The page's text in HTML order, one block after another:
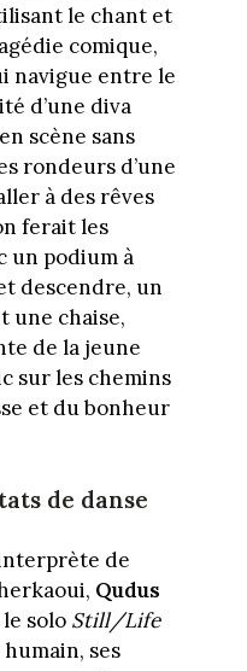
le chant et
comique,
navigue entre le
d’une diva
scène sans
rondeurs d’une
à des rêves
ferait les
un podium à
descendre, un
une chaise,
de la jeune
sur les chemins
et du bonheur
de danse
de
Qudus
solo Still/Life
ses